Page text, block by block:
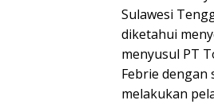
Sulawesi
diketahui
menyusul PT
Febrie dengan
melakukan